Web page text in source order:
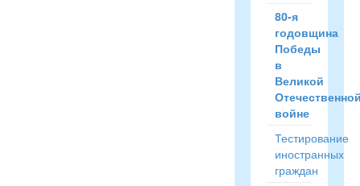
80-я
годовщина
Победы
в
Великой
войне
Тестирование
иностранных
граждан